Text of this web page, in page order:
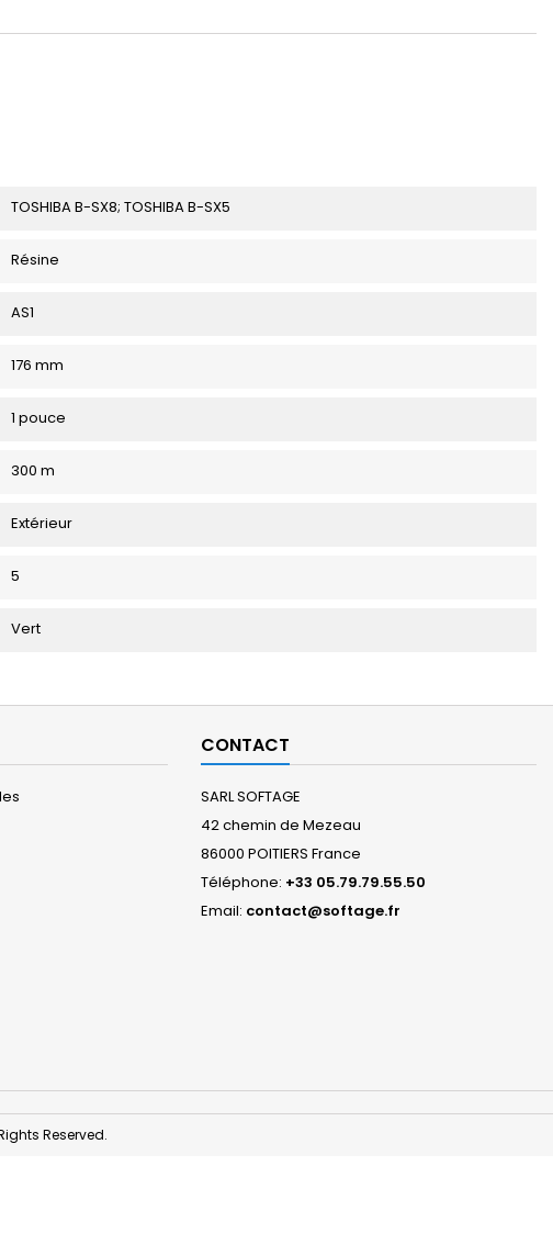
TOSHIBA B-SX8; TOSHIBA B-SX5
Résine
AS1
176 mm
1 pouce
300 m
Extérieur
5
Vert
CONTACT
SARL SOFTAGE
42 chemin de Mezeau
86000 POITIERS France
Téléphone: +33 05.79.79.55.50
Email: contact@softage.fr
Reserved.